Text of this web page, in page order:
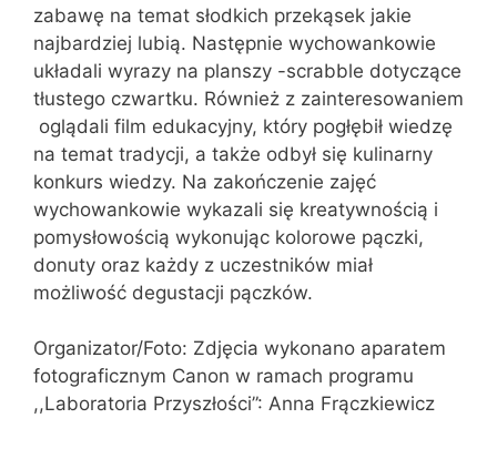
zabawę na temat słodkich przekąsek jakie
najbardziej lubią. Następnie wychowankowie
układali wyrazy na planszy -scrabble dotyczące
tłustego czwartku. Również z zainteresowaniem
oglądali film edukacyjny, który pogłębił wiedzę
na temat tradycji, a także odbył się kulinarny
konkurs wiedzy. Na zakończenie zajęć
wychowankowie wykazali się kreatywnością i
pomysłowością wykonując kolorowe pączki,
donuty oraz każdy z uczestników miał
możliwość degustacji pączków.
Organizator/Foto: Zdjęcia wykonano aparatem
fotograficznym Canon w ramach programu
,,Laboratoria Przyszłości”: Anna Frączkiewicz